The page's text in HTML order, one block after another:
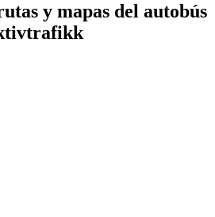
y mapas del autobús